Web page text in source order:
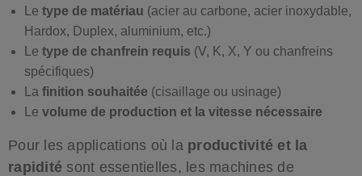
Le type de matériau (acier au carbone, acier inoxydable,
Hardox, Duplex, aluminium, etc.)
Le type de chanfrein requis (V, K, X, Y ou chanfreins
spécifiques)
La finition souhaitée (cisaillage ou usinage)
Le volume de production et la vitesse nécessaire
Pour les applications où la productivité et la
rapidité sont essentielles, les machines de